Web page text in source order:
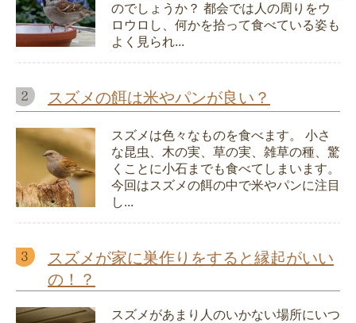
のでしょうか？ 都会では人の周りをウ
ロウロし、何かを拾って食べている姿も
よく見られ...
スズメの餌は米やパンが良い？
スズメは色々なものを食べます。 小さ
な昆虫、木の実、草の実、雑草の種、驚
くことに小石までも食べてしまいます。
今回はスズメの餌の中で米やパンに注目
し...
スズメが家に巣作りをすると縁起がいい
の！？
スズメがあまり人のいかない場所にいつ